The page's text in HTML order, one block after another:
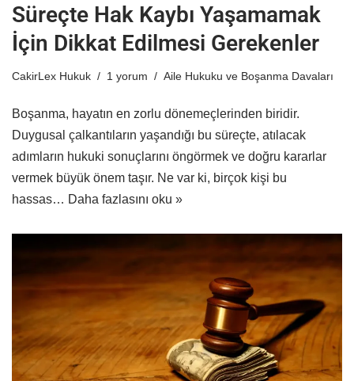
Süreçte Hak Kaybı Yaşamamak
İçin Dikkat Edilmesi Gerekenler
CakirLex Hukuk 1 yorum Aile Hukuku ve Boşanma Davaları
Boşanma, hayatın en zorlu dönemeçlerinden biridir.
Duygusal çalkantıların yaşandığı bu süreçte, atılacak
adımların hukuki sonuçlarını öngörmek ve doğru kararlar
vermek büyük önem taşır. Ne var ki, birçok kişi bu
hassas… Daha fazlasını oku »